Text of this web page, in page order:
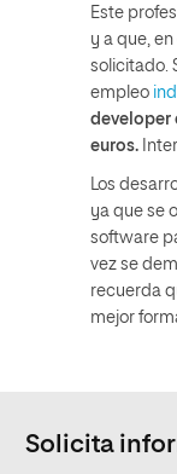
Este
y a que,
solicitado.
empleo
developer
euros.
Los
ya que se
software
vez se
recuerda
mejor
Solicita